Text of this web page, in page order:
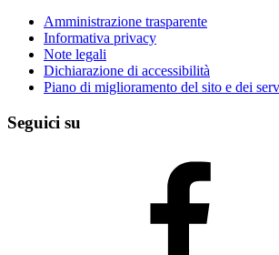
Amministrazione trasparente
Informativa privacy
Note legali
Dichiarazione di accessibilità
Piano di miglioramento del sito e dei
Seguici su